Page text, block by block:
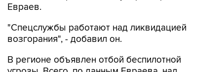
Евраев.
"Спецслужбы работают над ликвидацией
возгорания", - добавил он.
В регионе объявлен отбой беспилотной